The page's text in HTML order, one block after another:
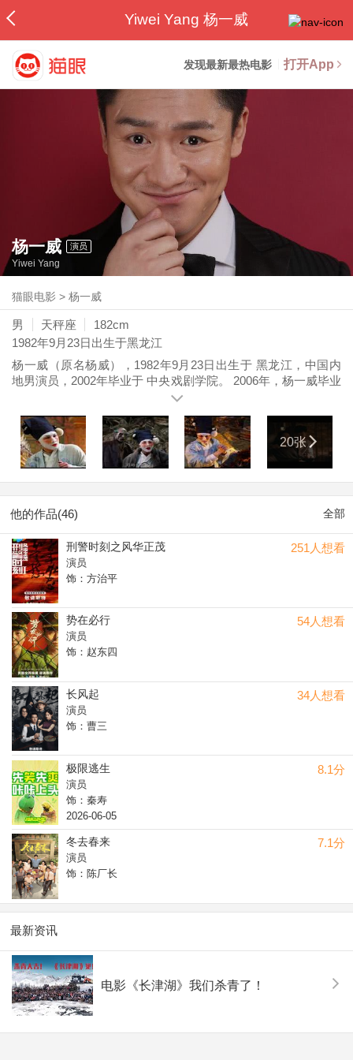
Yiwei Yang 杨一威
发现最新最热电影 打开App
杨一威 演员
Yiwei Yang
猫眼电影 >杨一威
男 天秤座
182cm
1982年9月23日 出生于黑龙江
杨一威（原名杨威），1982年9月23日出生于 黑龙江，中国内
地男演员，2002年毕业于 中央戏剧学院。 2006年，杨一威毕业
后出演刑警剧《警中警2》。2011年，参演近代传奇剧《追
谍战动作电影《智取威虎山3D》。2015年，主演古装魔幻喜剧
电影《西游伏妖篇》。2016年，出演古装剧《武神赵子龙》。
20张
他的作品(46) 全部
251人想看
刑警时刻之风华正茂
演员
饰：方治平
54人想看
势在必行
演员
饰：赵东四
34人想看
长风起
演员
饰：曹三
8.1分
极限逃生
演员
饰：秦寿
2026-06-05
7.1分
冬去春来
演员
饰：陈厂长
最新资讯
电影《长津湖》我们杀青了！